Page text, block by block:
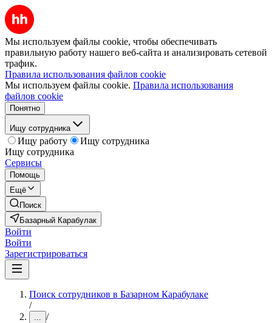
Мы используем файлы cookie, чтобы обеспечивать
правильную работу нашего веб-сайта и анализировать сетевой
трафик.
Правила использования файлов cookie
Мы используем файлы cookie. Правила использования
файлов cookie
Понятно
Ищу сотрудника
Ищу работу
Ищу сотрудника
Ищу сотрудника
Сервисы
Помощь
Ещё
Поиск
Базарный Карабулак
Войти
Войти
Зарегистрироваться
Поиск сотрудников в Базарном Карабулаке
/
... /